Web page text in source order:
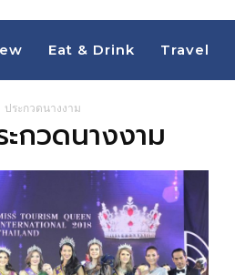
Eat & Drink Travel
ประกวดนางงาม
กวดนางงาม